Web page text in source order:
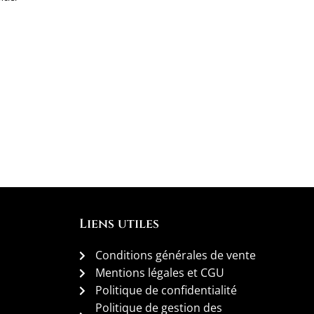
Liens utiles
Conditions générales de vente
Mentions légales et CGU
Politique de confidentialité
Politique de gestion des